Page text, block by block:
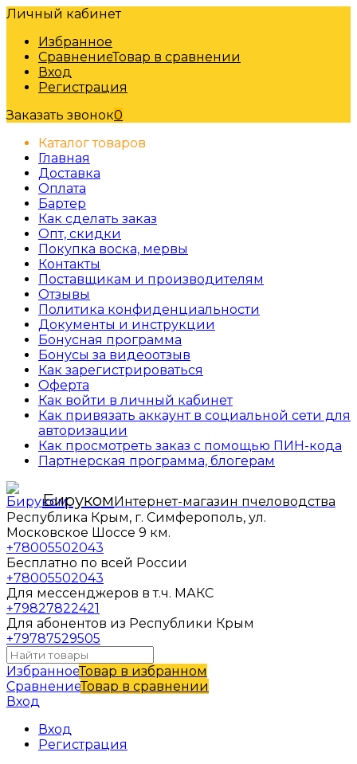
Личный кабинет
Избранное
СравнениеТовар в сравнении
Вход
Регистрация
Заказать звонок0
Каталог товаров
Главная
Доставка
Оплата
Бартер
Как сделать заказ
Опт, скидки
Покупка воска, мервы
Контакты
Поставщикам и производителям
Отзывы
Политика конфиденциальности
Документы и инструкции
Бонусная программа
Бонусы за видеоотзыв
Как зарегистрироваться
Оферта
Как войти в личный кабинет
Как привязать аккаунт в социальной сети для
авторизации
Как просмотреть заказ с помощью ПИН-кода
Партнерская программа, блогерам
БирукомИнтернет-магазин пчеловодства
Республика Крым, г. Симферополь, ул.
Московское Шоссе 9 км.
+78005502043
Бесплатно по всей России
+78005502043
Для мессенджеров в т.ч. МАКС
+79827822421
Для абонентов из Республики Крым
+79787529505
ИзбранноеТовар в избранном
СравнениеТовар в сравнении
Вход
Вход
Регистрация